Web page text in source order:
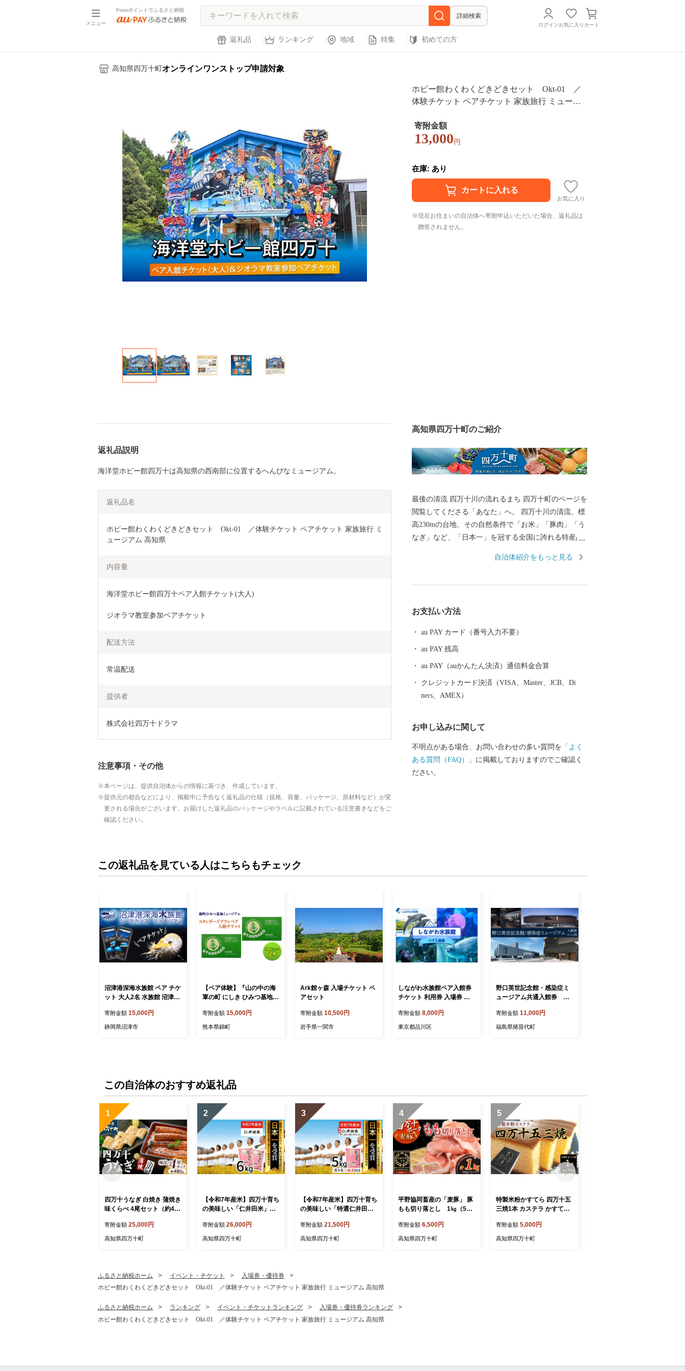
メニュー
Pontaポイントでふるさと納税
詳細検索
ログインお気に入り カート
返礼品 ランキング 地域 特集 初めての方
高知県四万十町 オンラインワンストップ申請対象
ホビー館わくわくどきどきセット Okt-01 ／
体験チケット ペアチケット 家族旅行 ミュージ
寄附金額
13,000 円
在庫: あり
お気に入り
現在お住まいの自治体へ寄附申込いただいた場合、返礼品は
贈答されません。
返礼品説明
海洋堂ホビー館四万十は高知県の西南部に位置するへんぴなミュージアム。
返礼品名
ホビー館わくわくどきどきセット　Okt-01　／体験チケット ペアチケット 家族旅行 ミ
ュージアム 高知県
内容量
海洋堂ホビー館四万十ペア入館チケット(大人)
ジオラマ教室参加ペアチケット
配送方法
常温配送
提供者
株式会社四万十ドラマ
注意事項・その他
本ページは、提供自治体からの情報に基づき、作成しています。
提供元の都合などにより、掲載中に予告なく返礼品の仕様（規格、容量、パッケージ、原材料など）が変
更される場合がございます。お届けした返礼品のパッケージやラベルに記載されている注意書きなどをご
確認ください。
高知県四万十町のご紹介
最後の清流 四万十川の流れるまち 四万十町のページを
閲覧してくださる「あなた」へ。 四万十川の清流、標
高230mの台地、その自然条件で「お米」「豚肉」「う
なぎ」など、「日本一」を冠する全国に誇れる特産品
が評価され、首都圏にも販路が拡大された「栗」も人
をとおして、四万十町の魅力をあなたに知っていただ
ださい。
自治体紹介をもっと見る
お支払い方法
au PAY カード（番号入力不要）
au PAY 残高
au PAY（auかんたん決済）通信料金合算
クレジットカード決済（VISA、Master、JCB、Di
ners、AMEX）
お申し込みに関して
不明点がある場合、お問い合わせの多い質問を 「よく
ある質問（FAQ）」 に掲載しておりますのでご確認く
ださい。
この返礼品を見ている人はこちらもチェック
沼津港深海水族館 ペア チケ
ット 大人2名 水族館 沼津港
体験 プレゼント 贈答 ギフ
ト 観光 旅行 静岡県 沼津
寄附金額 15,000円
静岡県沼津市
【ペア体験】『山の中の海
軍の町 にしき ひみつ基地ミ
プランペア入館チケット (3
年間有効)
寄附金額 15,000円
熊本県錦町
Ark館ヶ森 入場チケット ペ
アセット
寄附金額 10,500円
岩手県一関市
しながわ水族館ペア入館券
チケット 利用券 入場券 体
ト カップル ギフト プレゼ
ント 贈り物
寄附金額 8,000円
東京都品川区
野口英世記念館・感染症ミ
ュージアム共通入館券 大
寄附金額 11,000円
福島県猪苗代町
この自治体のおすすめ返礼品
1
四万十うなぎ 白焼き 蒲焼き
味くらべ 4尾セット（約480
大 たれ付き 蒲焼 白焼 国産
鰻 ウナギ うなぎ 蒲焼き 肉
寄附金額 25,000円
高知県四万十町
2
【令和7年産米】四万十育ち
の美味しい「仁井田米」
セット） 米 米 おこめ 精米
特別栽培米 受賞 おいしい
寄附金額 26,000円
高知県四万十町
3
【令和7年産米】四万十育ち
の美味しい「特選仁井田
g） 米 おこめ 精米 特別栽培
米 香り米 ブレンド米 ／Bm
寄附金額 21,500円
高知県四万十町
4
平野協同畜産の「麦豚」 豚
もも切り落とし 1㎏（500
ク Ahc-B06 国産 ぶた肉 豚
肉 肉 お肉 もも 国産豚肉 国
寄附金額 6,500円
高知県四万十町
5
特製米粉かすてら 四万十五
三焼1本 カステラ かすてら
83
寄附金額 5,000円
高知県四万十町
ふるさと納税ホーム イベント・チケット
入場券・優待券
ホビー館わくわくどきどきセット Okt-01 ／体験チケット ペアチケット 家族旅行 ミュージアム 高知県
ふるさと納税ホーム ランキング イベント・チケットランキング
入場券・優待券ランキング
ホビー館わくわくどきどきセット Okt-01 ／体験チケット ペアチケット 家族旅行 ミュージアム 高知県